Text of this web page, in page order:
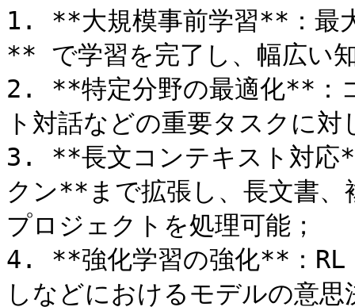
1. **大規模事前学習**：最
** で学習を完了し、幅広い
2. **特定分野の最適化**：
ト対話などの重要タスクに
3. **長文コンテキスト対応
クン**まで拡張し、長文書、
プロジェクトを処理可能；
4. **強化学習の強化**：RL
しなどにおけるモデルの意思